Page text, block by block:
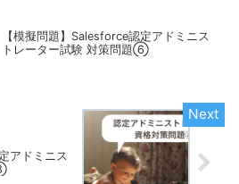
【模擬問題】Salesforce認定アドミニス
トレーター試験 対策問題⑥
アドミニス